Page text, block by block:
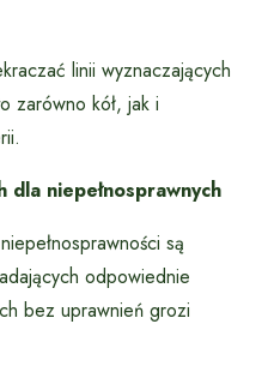
linii wyznaczających
zarówno kół, jak i
dla niepełnosprawnych
są
odpowiednie
bez uprawnień grozi